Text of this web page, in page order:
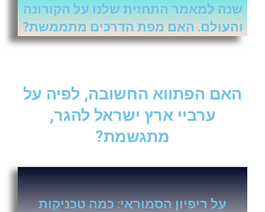
שנה למאמר התחזית שלנו על הקורונה
והעולם. האם מפת הדרכים מתממשת?
האם הפתווא החשובה, לפיה על
ערביי ארץ ישראל להגר,
מתגשמת?
על ריפיון הסמוראי: כמה טכניקות